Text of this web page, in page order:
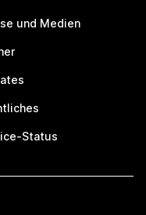
und Medien
Status